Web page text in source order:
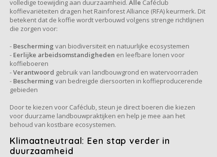
Eilles
Flaronis - Domino
Gima Caffé
Gimoka
Idee
Jacobs
Pellini
SAS
Segafredo
Swisso Kaffee
Tiktak
volledige toewijding aan duurzaamheid. Alle Caféclub
koffievariëteiten dragen het Rainforest Alliance (RFA) keurmerk. Dit
betekent dat de koffie wordt verbouwd volgens strenge richtlijnen
die zorgen voor:
- Bescherming van biodiversiteit en natuurlijke ecosystemen
- Eerlijke arbeidsomstandigheden en leefbare lonen voor
koffieboeren
-Verantwoord gebruik van landbouwgrond en watervoorraden
- Bescherming van bedreigde diersoorten in koffieproducerende
gebieden
Door te kiezen voor Caféclub, steun je direct boeren die kiezen
voor duurzame landbouwpraktijken en help je mee aan het
behoud van kostbare ecosystemen.
Klimaatneutraal: Een stap verder in
duurzaamheid